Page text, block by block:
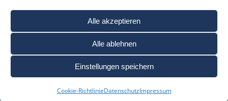
Alle akzeptieren
Alle ablehnen
Einstellungen speichern
Cookie-RichtlinieDatenschutzImpressum
Haftungsausschluss
Cookie-Richtlinie (EU)